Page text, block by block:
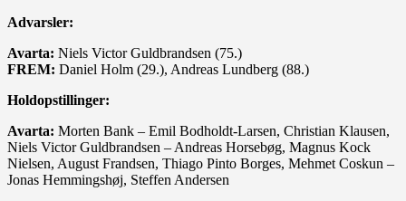
Advarsler:
Avarta: Niels Victor Guldbrandsen (75.)
FREM: Daniel Holm (29.), Andreas Lundberg (88.)
Holdopstillinger:
Avarta: Morten Bank – Emil Bodholdt-Larsen, Christian Klausen,
Niels Victor Guldbrandsen – Andreas Horsebøg, Magnus Kock
Nielsen, August Frandsen, Thiago Pinto Borges, Mehmet Coskun –
Jonas Hemmingshøj, Steffen Andersen